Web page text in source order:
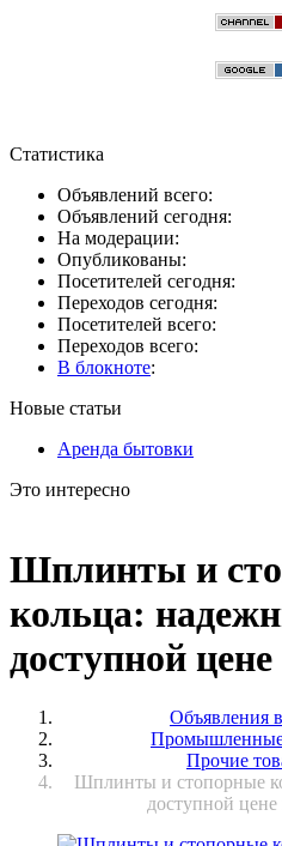
Статистика
Объявлений всего:
Объявлений сегодня:
На модерации:
Опубликованы:
Посетителей сегодня:
Переходов сегодня:
Посетителей всего:
Переходов всего:
В блокноте:
Новые статьи
Аренда бытовки
Это интересно
Шплинты и
кольца:
доступной цене
Объявления
Промышленные
Прочие
Шплинты и стопорные
доступной цене